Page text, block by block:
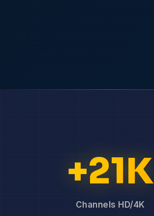
+21K
Channels HD/4K